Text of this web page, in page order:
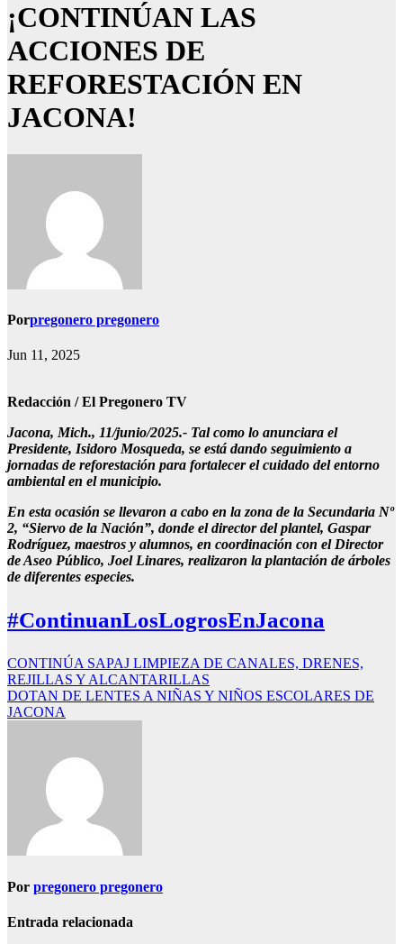
¡CONTINÚAN LAS
ACCIONES DE
REFORESTACIÓN EN
JACONA!
Porpregonero pregonero
Jun 11, 2025
Redacción / El Pregonero TV
Jacona, Mich., 11/junio/2025.- Tal como lo anunciara el
Presidente, Isidoro Mosqueda, se está dando seguimiento a
jornadas de reforestación para fortalecer el cuidado del entorno
ambiental en el municipio.
En esta ocasión se llevaron a cabo en la zona de la Secundaria Nº
2, “Siervo de la Nación”, donde el director del plantel, Gaspar
Rodríguez, maestros y alumnos, en coordinación con el Director
de Aseo Público, Joel Linares, realizaron la plantación de árboles
de diferentes especies.
#ContinuanLosLogrosEnJacona
Navegación
de
entradas
CONTINÚA SAPAJ LIMPIEZA DE CANALES, DRENES,
REJILLAS Y ALCANTARILLAS
DOTAN DE LENTES A NIÑAS Y NIÑOS ESCOLARES DE
JACONA
Por pregonero pregonero
Entrada relacionada